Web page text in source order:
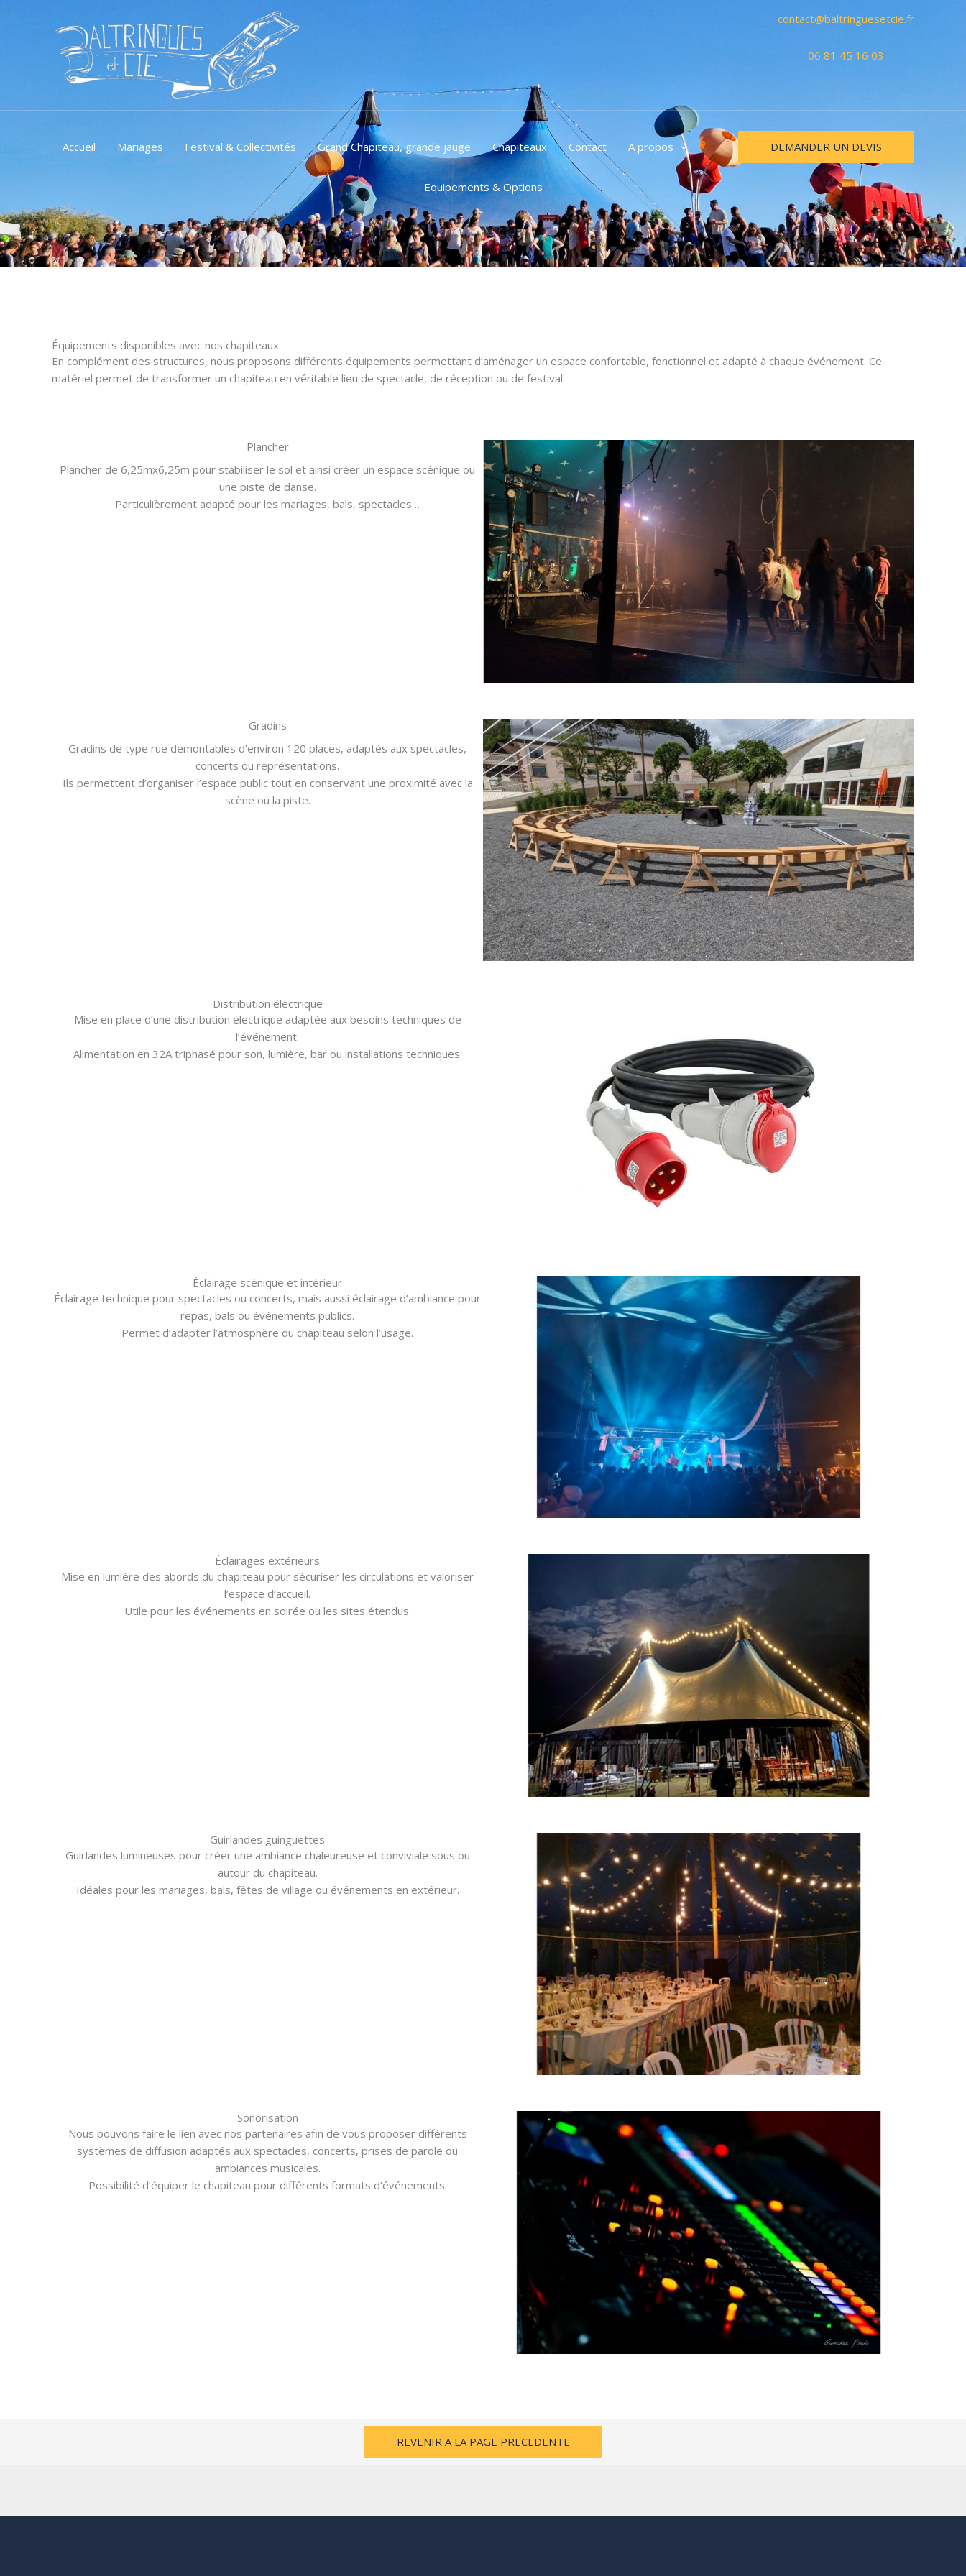
contact@baltringuesetcie.fr
06 81 45 16 03
Accueil Mariages Festival & Collectivités Grand Chapiteau, grande jauge Chapiteaux Contact A propos DEMANDER UN DEVIS
Equipements & Options
Équipements disponibles avec nos chapiteaux
En complément des structures, nous proposons différents équipements permettant d’aménager un espace confortable, fonctionnel et adapté à chaque événement. Ce
matériel permet de transformer un chapiteau en véritable lieu de spectacle, de réception ou de festival.
Plancher
Plancher de 6,25mx6,25m pour stabiliser le sol et ainsi créer un espace scénique ou
une piste de danse.
Particulièrement adapté pour les mariages, bals, spectacles…
Gradins
Gradins de type rue démontables d’environ 120 places, adaptés aux spectacles,
concerts ou représentations.
Ils permettent d’organiser l’espace public tout en conservant une proximité avec la
scène ou la piste.
Distribution électrique
Mise en place d’une distribution électrique adaptée aux besoins techniques de
l’événement.
Alimentation en 32A triphasé pour son, lumière, bar ou installations techniques.
Éclairage scénique et intérieur
Éclairage technique pour spectacles ou concerts, mais aussi éclairage d’ambiance pour
repas, bals ou événements publics.
Permet d’adapter l’atmosphère du chapiteau selon l’usage.
Éclairages extérieurs
Mise en lumière des abords du chapiteau pour sécuriser les circulations et valoriser
l’espace d’accueil.
Utile pour les événements en soirée ou les sites étendus.
Guirlandes guinguettes
Guirlandes lumineuses pour créer une ambiance chaleureuse et conviviale sous ou
autour du chapiteau.
Idéales pour les mariages, bals, fêtes de village ou événements en extérieur.
Sonorisation
Nous pouvons faire le lien avec nos partenaires afin de vous proposer différents
systèmes de diffusion adaptés aux spectacles, concerts, prises de parole ou
ambiances musicales.
Possibilité d’équiper le chapiteau pour différents formats d’événements.
REVENIR A LA PAGE PRECEDENTE